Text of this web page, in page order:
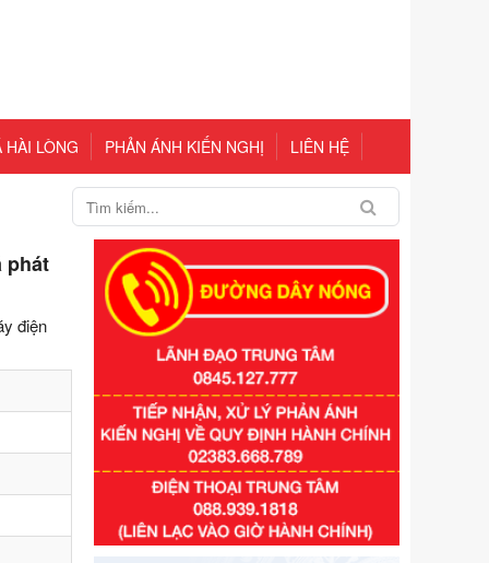
HÀI LÒNG PHẢN ÁNH KIẾN NGHỊ LIÊN HỆ
phát
điện
Số kí hiệu:351/2025/NĐ-CP
Tên: Nghị định số 351/2025/NĐ-CP
của Chính phủ: Quy định chuẩn
nghèo đa chiều quốc gia giai đoạn
2026 - 2030
Ngày ban hành: 29/12/2026